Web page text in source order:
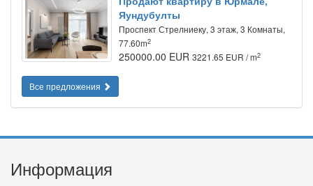
Яундубулты
Проспект Стрелниеку, 3 этаж, 3 Комнаты,
77.60m2
250000.00 EUR 3221.65 EUR / m2
Все предложения
Информация